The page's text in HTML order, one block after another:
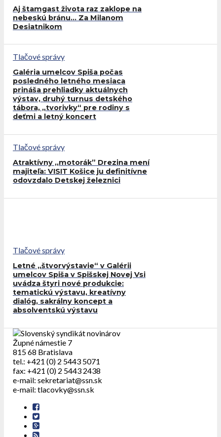
Aj štamgast života raz zaklope na
nebeskú bránu… Za Milanom
Desiatnikom
Tlačové správy
Galéria umelcov Spiša počas
posledného letného mesiaca
prináša prehliadky aktuálnych
výstav, druhý turnus detského
tábora, „tvorivky“ pre rodiny s
deťmi a letný koncert
Tlačové správy
Atraktívny ,,motorák” Drezina mení
majiteľa: VISIT Košice ju definitívne
odovzdalo Detskej železnici
Tlačové správy
Letné „štvorvýstavie“ v Galérii
umelcov Spiša v Spišskej Novej Vsi
uvádza štyri nové produkcie:
tematickú výstavu, kreatívny
dialóg, sakrálny koncept a
absolventskú výstavu
Župné námestie 7
815 68 Bratislava
tel.: +421 (0) 2 5443 5071
fax: +421 (0) 2 5443 2438
e-mail: sekretariat@ssn.sk
e-mail: tlacovky@ssn.sk